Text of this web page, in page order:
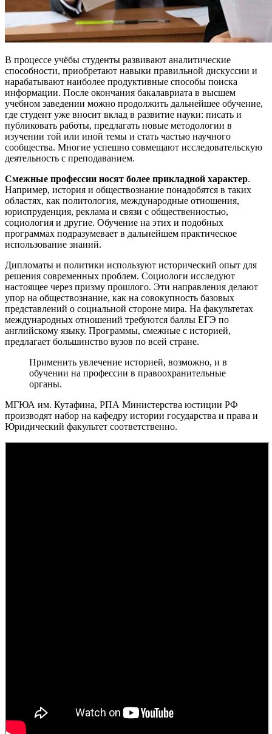
В процессе учёбы студенты развивают аналитические
способности, приобретают навыки правильной дискуссии и
нарабатывают наиболее продуктивные способы поиска
информации. После окончания бакалавриата в высшем
учебном заведении можно продолжить дальнейшее обучение,
где студент уже вносит вклад в развитие науки: писать и
публиковать работы, предлагать новые методологии в
изучении той или иной темы и стать частью научного
сообщества. Многие успешно совмещают исследовательскую
деятельность с преподаванием.
Смежные профессии носят более прикладной характер.
Например, история и обществознание понадобятся в таких
областях, как политология, международные отношения,
юриспруденция, реклама и связи с общественностью,
социология и другие. Обучение на этих и подобных
программах подразумевает в дальнейшем практическое
использование знаний.
Дипломаты и политики используют исторический опыт для
решения современных проблем. Социологи исследуют
настоящее через призму прошлого. Эти направления делают
упор на обществознание, как на совокупность базовых
представлений о социальной стороне мира. На факультетах
международных отношений требуются баллы ЕГЭ по
английскому языку. Программы, смежные с историей,
предлагает большинство вузов по всей стране.
Применить увлечение историей, возможно, и в
обучении на профессии в правоохранительные
органы.
МГЮА им. Кутафина, РПА Министерства юстиции РФ
производят набор на кафедру истории государства и права и
Юридический факультет соответственно.